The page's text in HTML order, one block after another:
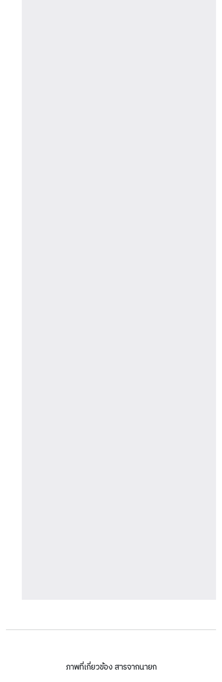
ภาพที่เกี่ยวข้อง สารจากนายก